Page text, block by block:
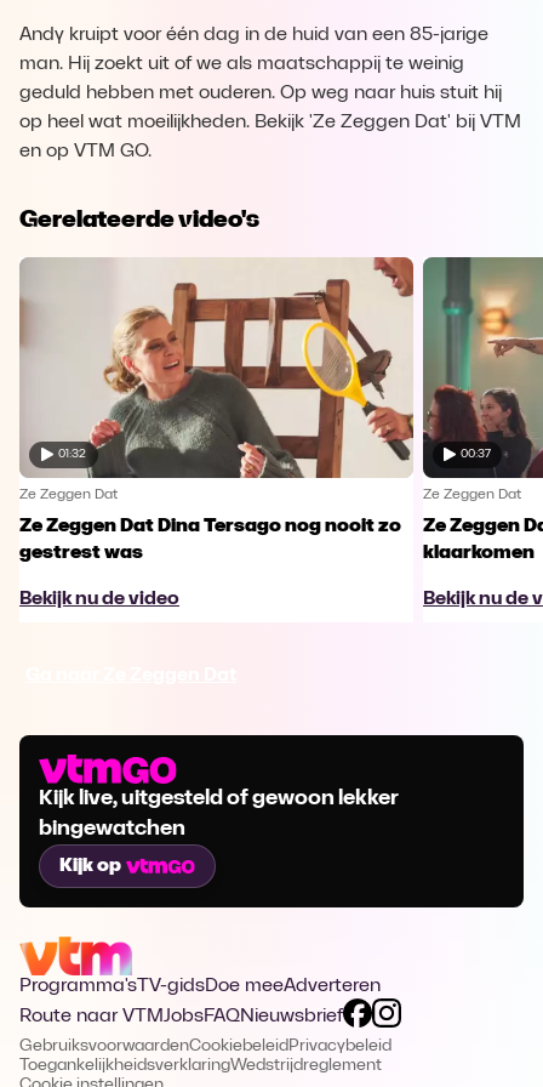
Andy kruipt voor één dag in de huid van een 85-jarige
man. Hij zoekt uit of we als maatschappij te weinig
geduld hebben met ouderen. Op weg naar huis stuit hij
op heel wat moeilijkheden. Bekijk 'Ze Zeggen Dat' bij VTM
en op VTM GO.
Gerelateerde video's
01:32
Ze Zeggen Dat
Ze Zeggen Dat Dina Tersago nog nooit zo
gestrest was
Bekijk nu de video
00:37
Ze Zeggen Dat
Ze Zeggen
klaarkomen
Bekijk nu de
Kijk live, uitgesteld of gewoon lekker
bingewatchen
Kijk op
Programma's TV-gidsDoe meeAdverteren
Route naar VTMJobsFAQNieuwsbrief
GebruiksvoorwaardenCookiebeleid Privacybeleid
ToegankelijkheidsverklaringWedstrijdreglement